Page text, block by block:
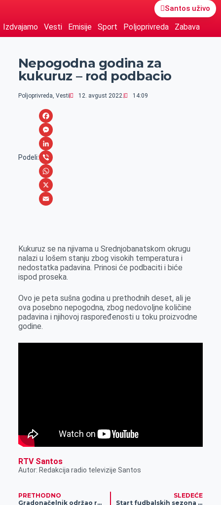
Santos uživo
Izdvajamo Vesti Emisije Sport Poljoprivreda Zabava
Nepogodna godina za
kukuruz – rod podbacio
Poljoprivreda, Vesti 12. avgust 2022. 14:09
Podeli:
F
a
c
e
b
o
M
e
s
s
e
r
L
i
n
k
n
V
i
b
W
h
A
p
p
X
i
l
Kukuruz se na njivama u Srednjobanatskom okrugu
nalazi u lošem stanju zbog visokih temperatura i
nedostatka padavina. Prinosi će podbaciti i biće
ispod proseka.
Ovo je peta sušna godina u prethodnih deset, ali je
ova posebno nepogodna, zbog nedovoljne količine
padavina i njihovoj raspoređenosti u toku proizvodne
godine.
RTV Santos
Autor: Redakcija radio televizije Santos
PRETHODNO
Gradonačelnik održao radni sastanak povodom predstojećeg popisa stanovništva, domaćinstava i stanova – u Zrenjaninu će raditi blizu 200 popisivača
SLEDEĆE
Start fudbalskih sezona u regionu